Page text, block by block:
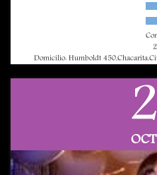
Domicilio: Humboldt